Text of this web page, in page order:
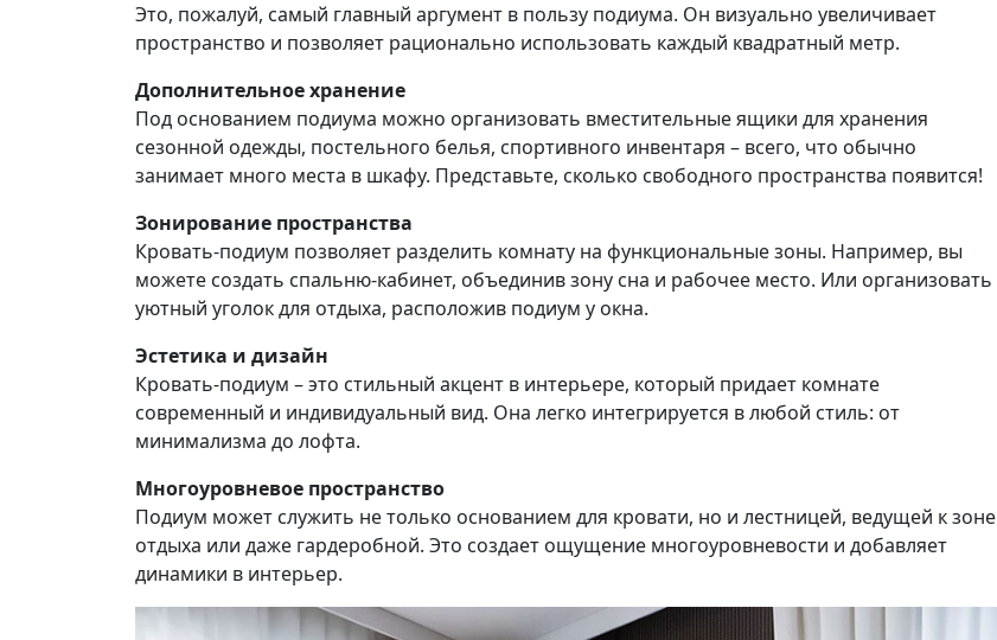
Это, пожалуй, самый главный аргумент в пользу подиума. Он визуально увеличивает
пространство и позволяет рационально использовать каждый квадратный метр.
Дополнительное хранение
Под основанием подиума можно организовать вместительные ящики для хранения
сезонной одежды, постельного белья, спортивного инвентаря – всего, что обычно
занимает много места в шкафу. Представьте, сколько свободного пространства появится!
Зонирование пространства
Кровать-подиум позволяет разделить комнату на функциональные зоны. Например, вы
можете создать спальню-кабинет, объединив зону сна и рабочее место. Или организовать
уютный уголок для отдыха, расположив подиум у окна.
Эстетика и дизайн
Кровать-подиум – это стильный акцент в интерьере, который придает комнате
современный и индивидуальный вид. Она легко интегрируется в любой стиль: от
минимализма до лофта.
Многоуровневое пространство
Подиум может служить не только основанием для кровати, но и лестницей, ведущей к зоне
отдыха или даже гардеробной. Это создает ощущение многоуровневости и добавляет
динамики в интерьер.